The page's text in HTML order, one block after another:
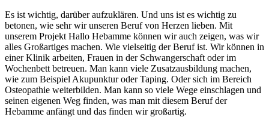
Es ist wichtig, darüber aufzuklären. Und uns ist es wichtig zu
betonen, wie sehr wir unseren Beruf von Herzen lieben. Mit
unserem Projekt Hallo Hebamme können wir auch zeigen, was wir
alles Großartiges machen. Wie vielseitig der Beruf ist. Wir können in
einer Klinik arbeiten, Frauen in der Schwangerschaft oder im
Wochenbett betreuen. Man kann viele Zusatzausbildung machen,
wie zum Beispiel Akupunktur oder Taping. Oder sich im Bereich
Osteopathie weiterbilden. Man kann so viele Wege einschlagen und
seinen eigenen Weg finden, was man mit diesem Beruf der
Hebamme anfängt und das finden wir großartig.